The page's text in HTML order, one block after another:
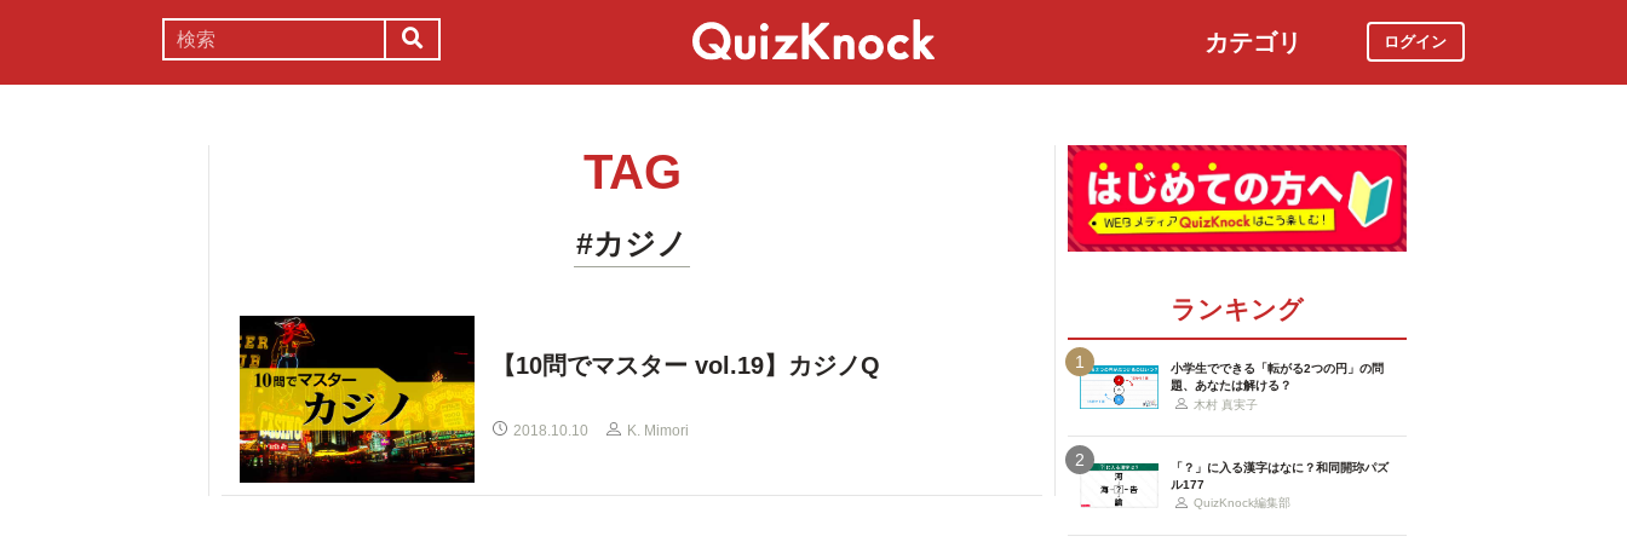
カテゴリ ログイン
TAG
#カジノ
【10問でマスター vol.19】カジノQ
2018.10.10 K. Mimori
ランキング
1
小学生でできる「転がる2つの円」の問
題、あなたは解ける？
木村 真実子
2
「？」に入る漢字はなに？和同開珎パズ
ル177
QuizKnock編集部